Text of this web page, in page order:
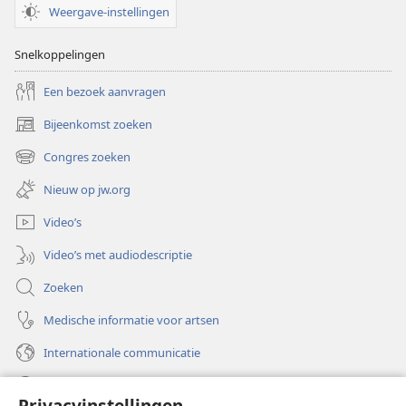
Weergave-instellingen
Snelkoppelingen
Een bezoek aanvragen
Bijeenkomst zoeken
(opent
nieuw
venster)
Congres zoeken
(opent
nieuw
venster)
Nieuw op jw.org
Video’s
Video’s met audiodescriptie
Zoeken
Medische informatie voor artsen
Internationale communicatie